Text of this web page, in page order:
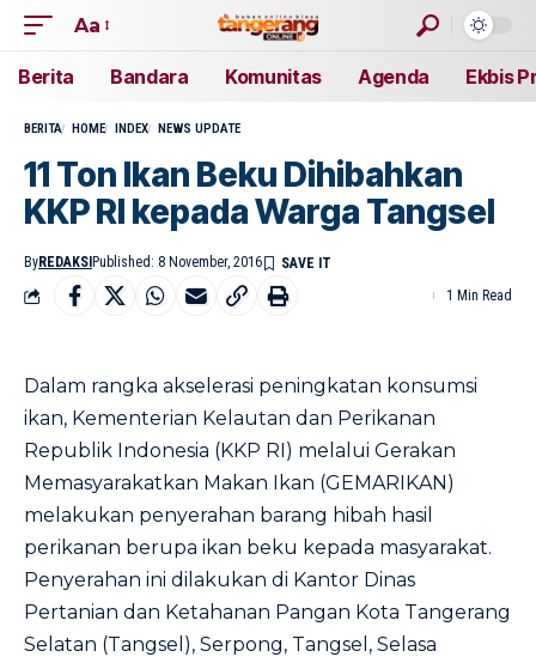
Aa
Berita Bandara Komunitas Agenda Ekbis
BERITA HOME INDEX NEWS UPDATE
11 Ton Ikan Beku Dihibahkan
KKP RI kepada Warga Tangsel
ByREDAKSI Published: 8 November, 2016
1 Min Read
Dalam rangka akselerasi peningkatan konsumsi
ikan, Kementerian Kelautan dan Perikanan
Republik Indonesia (KKP RI) melalui Gerakan
Memasyarakatkan Makan Ikan (GEMARIKAN)
melakukan penyerahan barang hibah hasil
perikanan berupa ikan beku kepada masyarakat.
Penyerahan ini dilakukan di Kantor Dinas
Pertanian dan Ketahanan Pangan Kota Tangerang
Selatan (Tangsel), Serpong, Tangsel, Selasa